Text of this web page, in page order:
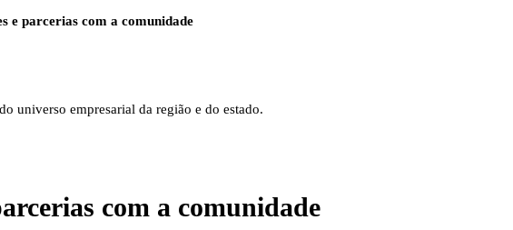
e parcerias com a comunidade
universo empresarial da região e do estado.
com a comunidade